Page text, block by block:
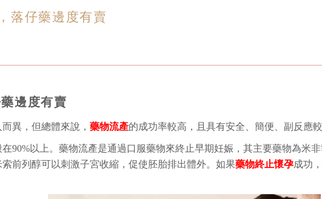
落仔藥邊度有賣
邊度有賣
異，但總體來說， 藥物流產的成功率較高，且具有安全、簡便、副反應較
在90%以上。藥物流產是通過口服藥物來終止早期妊娠，其主要藥物為米
前列醇可以刺激子宮收縮，促使胚胎排出體外。如果藥物終止懷孕成功